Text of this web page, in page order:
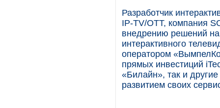
Разработчик
IP-TV/OTT, компания
внедрению решений на
интерактивного
оператором
прямых инвестиций
«Билайн», так и
развитием своих